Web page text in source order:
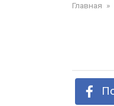
Главная »